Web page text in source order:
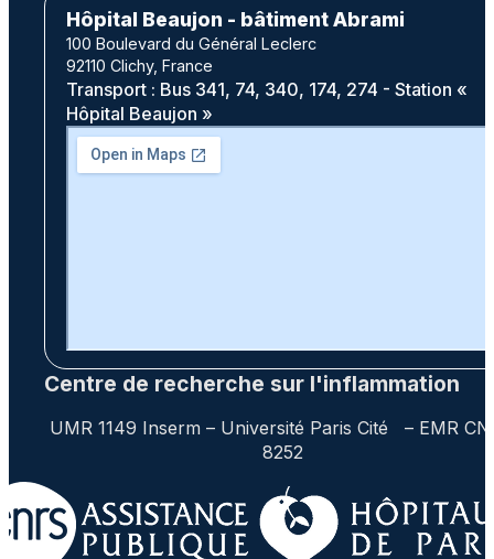
Hôpital Beaujon - bâtiment Abrami
100 Boulevard du Général Leclerc
92110 Clichy, France
Transport : Bus 341, 74, 340, 174, 274 - Station «
Hôpital Beaujon »
Centre de recherche sur l'inflammation
UMR 1149 Inserm – Université Paris Cité – EMR
8252